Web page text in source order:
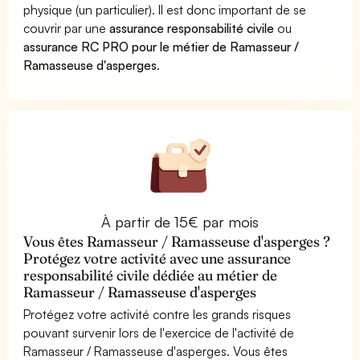
physique (un particulier). Il est donc important de se
couvrir par uneassurance responsabilité civile ou
assurance RC PRO pour le métier de Ramasseur /
Ramasseuse d'asperges.
À partir de 15€ par mois
Vous êtes Ramasseur / Ramasseuse d'asperges ?
Protégez votre activité avec une assurance
responsabilité civile dédiée au métier de
Ramasseur / Ramasseuse d'asperges
Protégez votre activité contre les grands risques
pouvant survenir lors de l'exercice de l'activité de
Ramasseur / Ramasseuse d'asperges. Vous êtes